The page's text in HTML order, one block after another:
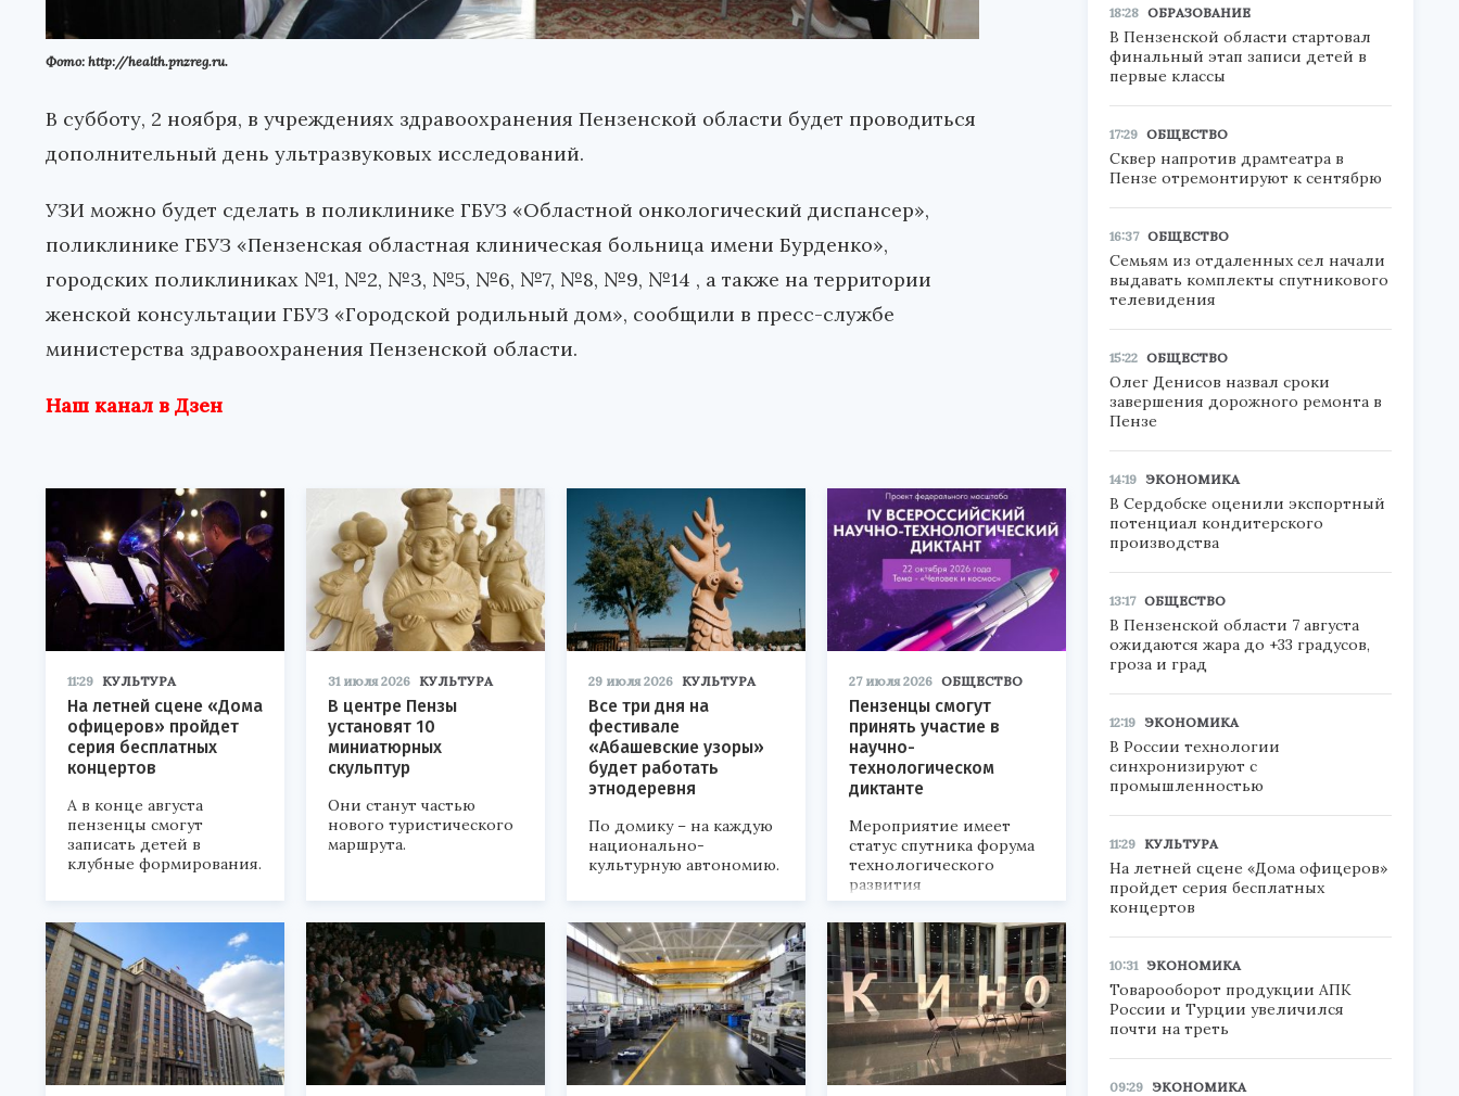
Фото: http://health.pnzreg.ru.
В субботу, 2 ноября, в учреждениях здравоохранения Пензенской области будет проводиться
дополнительный день ультразвуковых исследований.
УЗИ можно будет сделать в поликлинике ГБУЗ «Областной онкологический диспансер»,
поликлинике ГБУЗ «Пензенская областная клиническая больница имени Бурденко»,
городских поликлиниках №1, №2, №3, №5, №6, №7, №8, №9, №14 , а также на территории
женской консультации ГБУЗ «Городской родильный дом», сообщили в пресс-службе
министерства здравоохранения Пензенской области.
Наш канал в Дзен
11:29 КУЛЬТУРА
На летней сцене «Дома
офицеров» пройдет
серия бесплатных
концертов
А в конце августа
пензенцы смогут
записать детей в
клубные формирования.
31 июля 2026 КУЛЬТУРА
В центре Пензы
установят 10
миниатюрных
скульптур
Они станут частью
нового туристического
маршрута.
29 июля 2026 КУЛЬТУРА
Все три дня на
фестивале
«Абашевские узоры»
будет работать
этнодеревня
По домику – на каждую
национально-
культурную автономию.
27 июля 2026 ОБЩЕСТВО
Пензенцы смогут
принять участие в
научно-
технологическом
диктанте
Мероприятие имеет
статус спутника форума
технологического
развития
«Технопром-2026».
18:28 ОБРАЗОВАНИЕ
В Пензенской области стартовал
финальный этап записи детей в
первые классы
17:29 ОБЩЕСТВО
Сквер напротив драмтеатра в
Пензе отремонтируют к сентябрю
16:37 ОБЩЕСТВО
Семьям из отдаленных сел начали
выдавать комплекты спутникового
телевидения
15:22 ОБЩЕСТВО
Олег Денисов назвал сроки
завершения дорожного ремонта в
Пензе
14:19 ЭКОНОМИКА
В Сердобске оценили экспортный
потенциал кондитерского
производства
13:17 ОБЩЕСТВО
В Пензенской области 7 августа
ожидаются жара до +33 градусов,
гроза и град
12:19 ЭКОНОМИКА
В России технологии
синхронизируют с
промышленностью
11:29 КУЛЬТУРА
На летней сцене «Дома офицеров»
пройдет серия бесплатных
концертов
10:31 ЭКОНОМИКА
Товарооборот продукции АПК
России и Турции увеличился
почти на треть
09:29 ЭКОНОМИКА